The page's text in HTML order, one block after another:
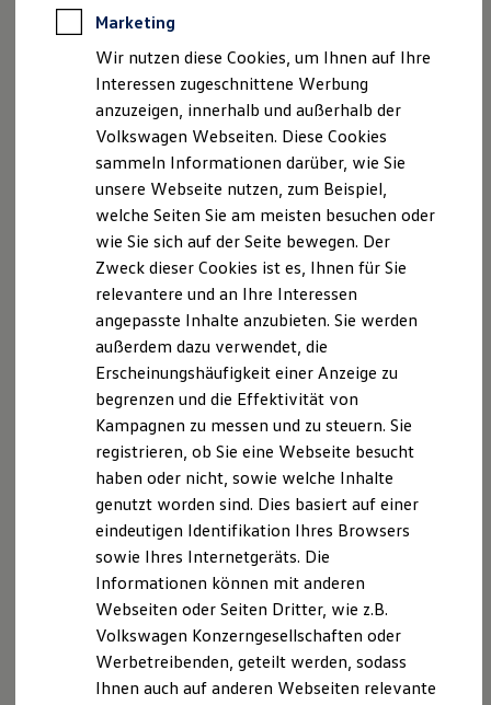
Notdienst und Pannenhilfe
Software, Konnektivität & Apps
California App
VW Connect für Ihren ID. Buzz
VW Connect für Ihren Transporter/Caravelle
VW Connect für Ihren Amarok
VW Connect für andere Modelle
Connect Pro
Fleet Interface Data
Multistop Pathfinder
Übersicht Software Updates
Digitales Bordbuch
Fahrerassistenz- und Sicherheitssysteme
Kontrollleuchten
Batterieverordnung
XTL-Dieselkraftstoff
Ersatzteile und Betriebsflüssigkeiten
Original Zubehör und Lifestyle Produkte
myVolkswagen
myVolkswagen Business
Elektrisch & Autonom
Elektro - & Hybridfahrzeuge
Unser Ansatz
Klimafreundlicher Strom
Reichweite & Ladelösungen
Reichweitensimulator
Ladezeitensimulator
Ladelösungen für Privatkunden
Ladelösungen für Gewerbekunden
Bidirektionales Laden
Förderung & Kosten der Elektrofahrzeuge
Fördermöglichkeiten für Privatkunden
Marketing
Wir nutzen diese Cookies, um Ihnen auf Ihre
Interessen zugeschnittene Werbung
anzuzeigen, innerhalb und außerhalb der
Volkswagen Webseiten. Diese Cookies
sammeln Informationen darüber, wie Sie
unsere Webseite nutzen, zum Beispiel,
welche Seiten Sie am meisten besuchen oder
wie Sie sich auf der Seite bewegen. Der
Zweck dieser Cookies ist es, Ihnen für Sie
relevantere und an Ihre Interessen
angepasste Inhalte anzubieten. Sie werden
außerdem dazu verwendet, die
Erscheinungshäufigkeit einer Anzeige zu
begrenzen und die Effektivität von
Kampagnen zu messen und zu steuern. Sie
registrieren, ob Sie eine Webseite besucht
haben oder nicht, sowie welche Inhalte
genutzt worden sind. Dies basiert auf einer
eindeutigen Identifikation Ihres Browsers
sowie Ihres Internetgeräts. Die
Informationen können mit anderen
Webseiten oder Seiten Dritter, wie z.B.
Volkswagen Konzerngesellschaften oder
Werbetreibenden, geteilt werden, sodass
Ihnen auch auf anderen Webseiten relevante